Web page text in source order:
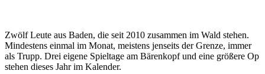
Zwölf Leute aus Baden, die seit 2010 zusammen im Wald stehen.
Mindestens einmal im Monat, meistens jenseits der Grenze, immer
als Trupp. Drei eigene Spieltage am Bärenkopf und eine größere Op
stehen dieses Jahr im Kalender.